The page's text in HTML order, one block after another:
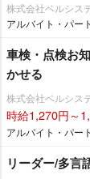
株式会社ベルシス
アルバイト・パー
車検・点検お
かせる
株式会社ベルシス
時給1,270円～
アルバイト・パー
リーダー/多言